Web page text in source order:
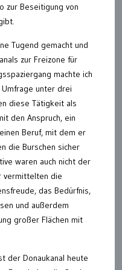
zur Beseitigung von
Tugend gemacht und
zur Freizone für
machte ich
unter drei
diese Tätigkeit als
den Anspruch, ein
Beruf, mit dem er
die Burschen sicher
waren auch nicht der
vermittelten die
das Bedürfnis,
und außerdem
großer Flächen mit
der Donaukanal heute